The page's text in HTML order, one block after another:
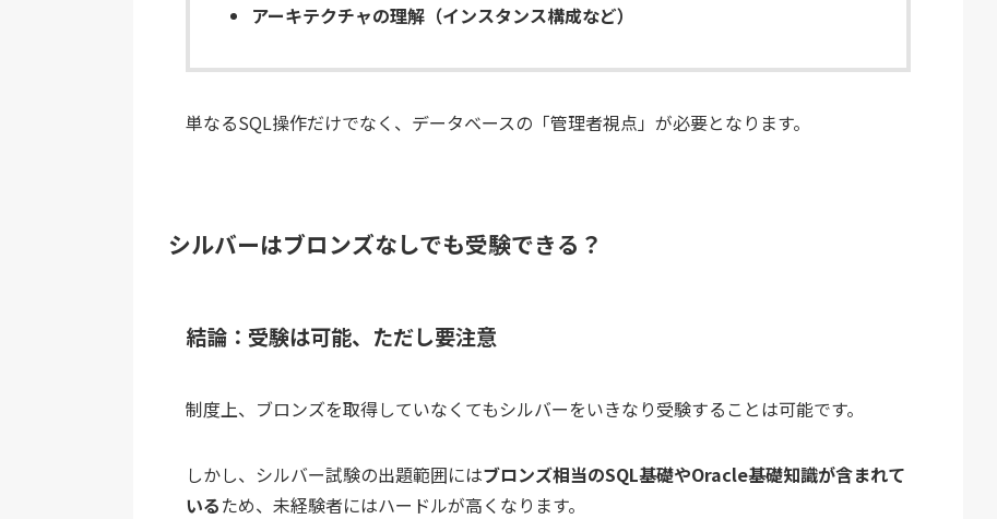
アーキテクチャの理解（インスタンス構成など）
単なるSQL操作だけでなく、データベースの「管理者視点」が必要となります。
シルバーはブロンズなしでも受験できる？
結論：受験は可能、ただし要注意
制度上、ブロンズを取得していなくてもシルバーをいきなり受験することは可能です。
しかし、シルバー試験の出題範囲にはブロンズ相当のSQL基礎やOracle基礎知識が含まれて
いるため、未経験者にはハードルが高くなります。